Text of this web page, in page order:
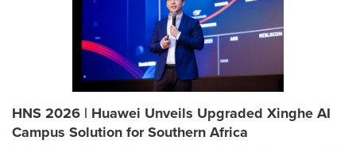
HNS 2026 | Huawei Unveils Upgraded Xinghe AI
Campus Solution for Southern Africa